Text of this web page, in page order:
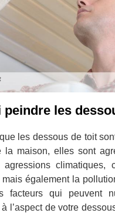
peindre les
les dessous de toit
la maison, elles sont
agressions climatiques,
également la
facteurs qui peuvent
l’aspect de votre